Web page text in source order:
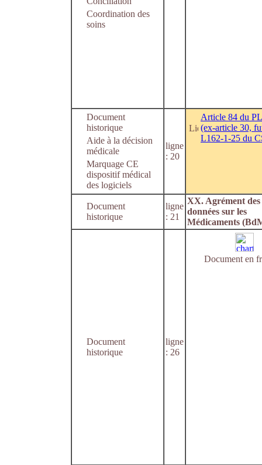
Coordination des
soins
Document
historique
Aide à la décision
médicale
Marquage CE
dispositif médical
des logiciels
ligne
: 20
Article 84 du
(ex-article 30,
L162-1-25 du
Document
historique
ligne
: 21
XX. Agrément des
données sur les
Médicaments
Document
historique
ligne
: 26
Document en